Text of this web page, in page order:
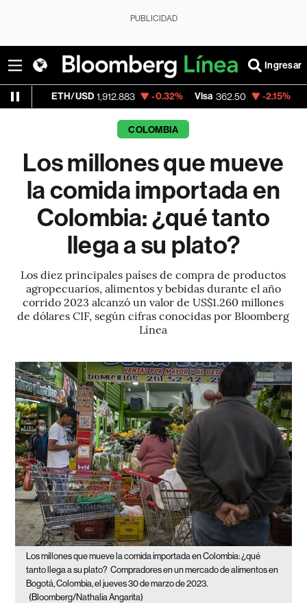
PUBLICIDAD
Ingresar
1,912.883 -0.32% Visa 362.50 -2.15%
COLOMBIA
Los millones que mueve
la comida importada en
Colombia: ¿qué tanto
llega a su plato?
Los diez principales países de compra de productos
agropecuarios, alimentos y bebidas durante el año
corrido 2023 alcanzó un valor de US$1.260 millones
de dólares CIF, según cifras conocidas por Bloomberg
Línea
Los millones que mueve la comida importada en Colombia: ¿qué
tanto llega a su plato? Compradores en un mercado de alimentos en
Bogotá, Colombia, el jueves 30 de marzo de 2023.
(Bloomberg/Nathalia Angarita)